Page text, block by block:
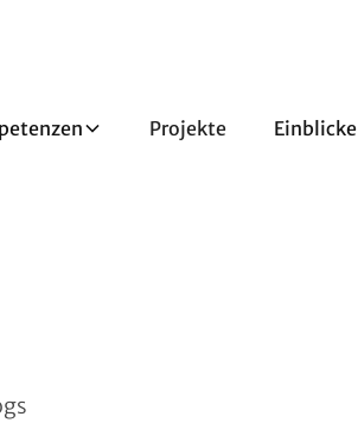
Projekte Einblicke